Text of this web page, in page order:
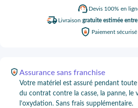
Devis 100% en
Livraison gratuite estimée
Paiement sécurisé
Assurance sans franchise
Votre matériel est assuré pendant
du contrat contre la casse, la panne, le
l’oxydation. Sans frais supplémentaire.